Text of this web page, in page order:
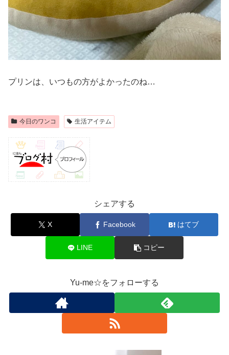
プリンは、いつもの方がよかったのね…
今日のワンコ 生活アイテム
シェアする
X Facebook はてブ
LINE コピー
Yu-me☆をフォローする